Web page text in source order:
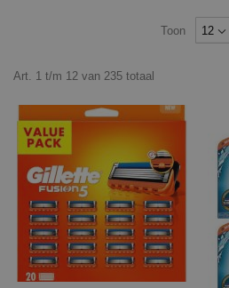
Toon
Art. 1 t/m 12 van 235 totaal